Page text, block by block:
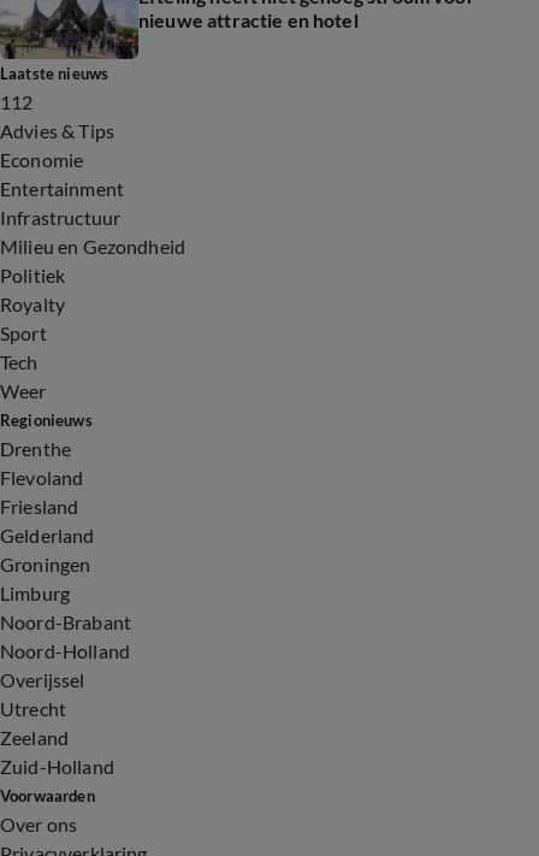
nieuwe attractie en hotel
Laatste nieuws
112
Advies & Tips
Economie
Entertainment
Infrastructuur
Milieu en Gezondheid
Politiek
Royalty
Sport
Tech
Weer
Regionieuws
Drenthe
Flevoland
Friesland
Gelderland
Groningen
Limburg
Noord-Brabant
Noord-Holland
Overijssel
Utrecht
Zeeland
Zuid-Holland
Voorwaarden
Over ons